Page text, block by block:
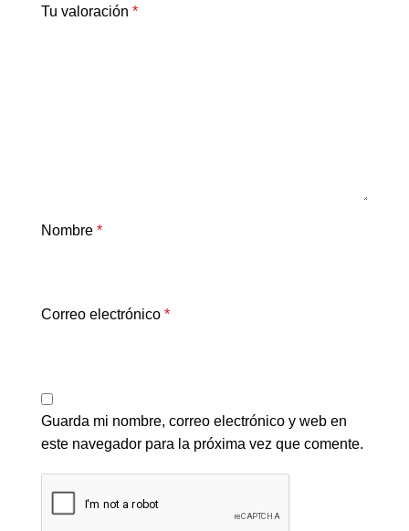
Tu valoración *
Nombre *
Correo electrónico *
Guarda mi nombre, correo electrónico y web en
este navegador para la próxima vez que comente.